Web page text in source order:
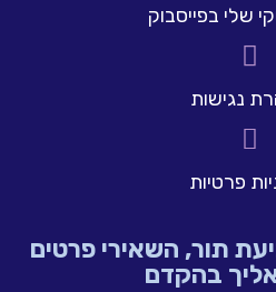
שלי בפייסבוק
נגישות
פרטיות
תור, השאירי פרטים
בהקדם